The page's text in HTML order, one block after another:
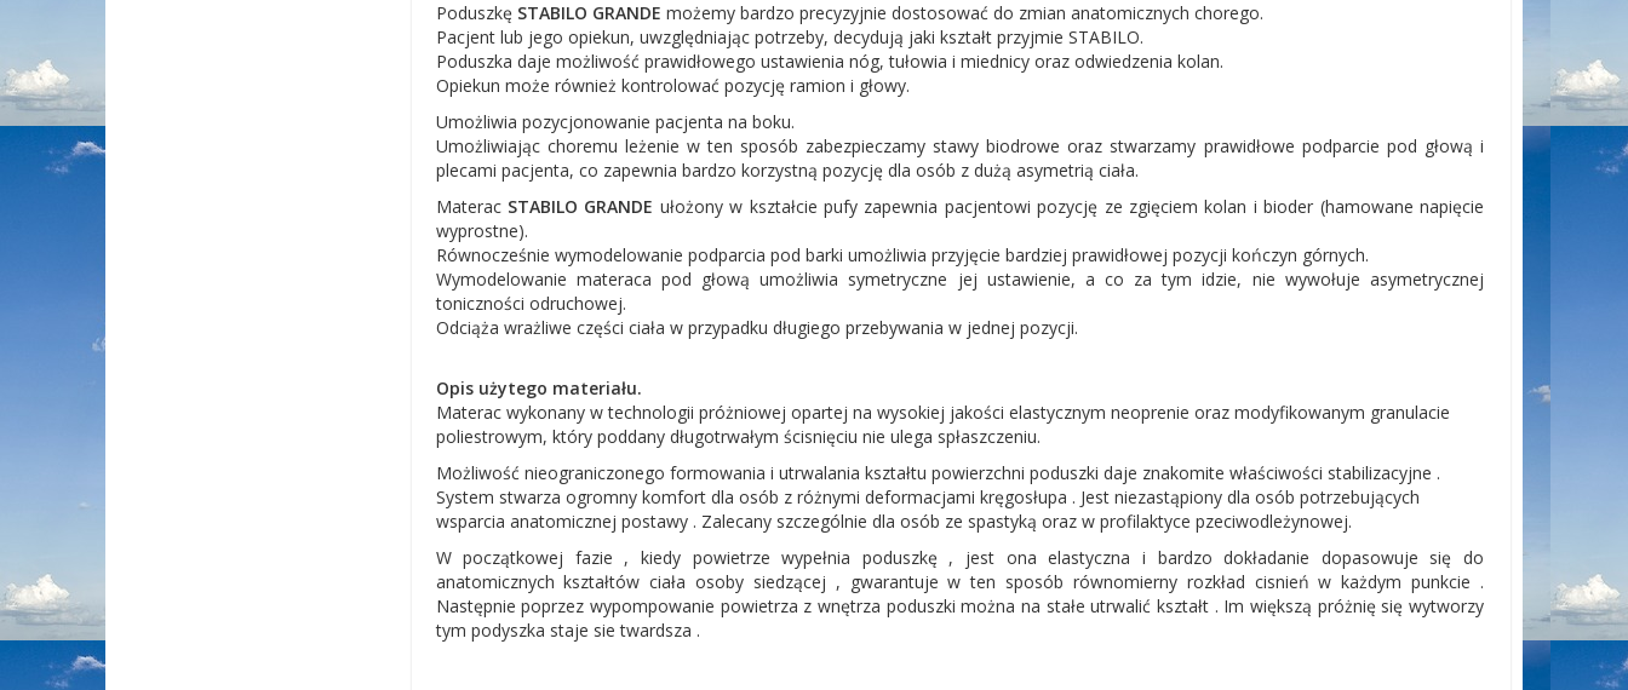
Poduszkę STABILO GRANDE możemy bardzo precyzyjnie dostosować do zmian anatomicznych chorego.
Pacjent lub jego opiekun, uwzględniając potrzeby, decydują jaki kształt przyjmie STABILO.
Poduszka daje możliwość prawidłowego ustawienia nóg, tułowia i miednicy oraz odwiedzenia kolan.
Opiekun może również kontrolować pozycję ramion i głowy.
Umożliwia pozycjonowanie pacjenta na boku.
Umożliwiając choremu leżenie w ten sposób zabezpieczamy stawy biodrowe oraz stwarzamy prawidłowe podparcie pod głową i
plecami pacjenta, co zapewnia bardzo korzystną pozycję dla osób z dużą asymetrią ciała.
Materac STABILO GRANDE ułożony w kształcie pufy zapewnia pacjentowi pozycję ze zgięciem kolan i bioder (hamowane napięcie
wyprostne).
Równocześnie wymodelowanie podparcia pod barki umożliwia przyjęcie bardziej prawidłowej pozycji kończyn górnych.
Wymodelowanie materaca pod głową umożliwia symetryczne jej ustawienie, a co za tym idzie, nie wywołuje asymetrycznej
toniczności odruchowej.
Odciąża wrażliwe części ciała w przypadku długiego przebywania w jednej pozycji.
Opis użytego materiału.
Materac wykonany w technologii próżniowej opartej na wysokiej jakości elastycznym neoprenie oraz modyfikowanym granulacie
poliestrowym, który poddany długotrwałym ścisnięciu nie ulega spłaszczeniu.
Możliwość nieograniczonego formowania i utrwalania kształtu powierzchni poduszki daje znakomite właściwości stabilizacyjne .
System stwarza ogromny komfort dla osób z różnymi deformacjami kręgosłupa . Jest niezastąpiony dla osób potrzebujących
wsparcia anatomicznej postawy . Zalecany szczególnie dla osób ze spastyką oraz w profilaktyce pzeciwodleżynowej.
W początkowej fazie , kiedy powietrze wypełnia poduszkę , jest ona elastyczna i bardzo dokładanie dopasowuje się do
anatomicznych kształtów ciała osoby siedzącej , gwarantuje w ten sposób równomierny rozkład cisnień w każdym punkcie .
Następnie poprzez wypompowanie powietrza z wnętrza poduszki można na stałe utrwalić kształt . Im większą próżnię się wytworzy
tym podyszka staje sie twardsza .